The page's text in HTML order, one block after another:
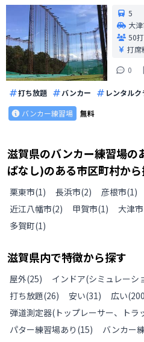
5
大
50
打席
0
打ち放題 バンカー
レンタルク
バンカー練習場
無料
滋賀県のバンカー練習場の
ぱなし)のある市区町村か
栗東市(1) 長浜市(2) 彦根市(1)
近江八幡市(2) 甲賀市(1) 大津市
多賀町(1)
滋賀県内で特徴から探す
屋外(25) インドア(シミュレーシ
打ち放題(26) 安い(31) 広い
弾道測定器(トップレーサー、トラ
パター練習場あり (15) バンカー